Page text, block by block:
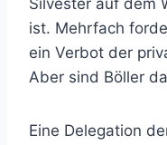
Silvester auf dem
ist. Mehrfach
ein Verbot der
Aber sind Böller
Eine Delegation